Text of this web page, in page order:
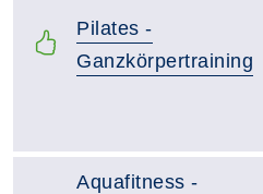
Pilates -
Ganzkörpertraining
Aquafitness -